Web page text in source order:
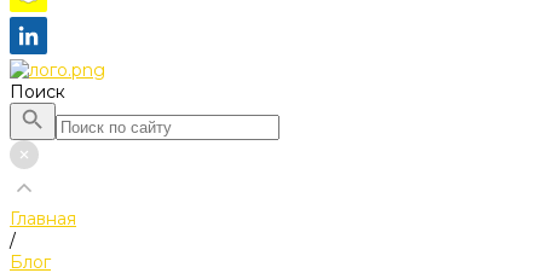
Поиск
Главная
/
Блог